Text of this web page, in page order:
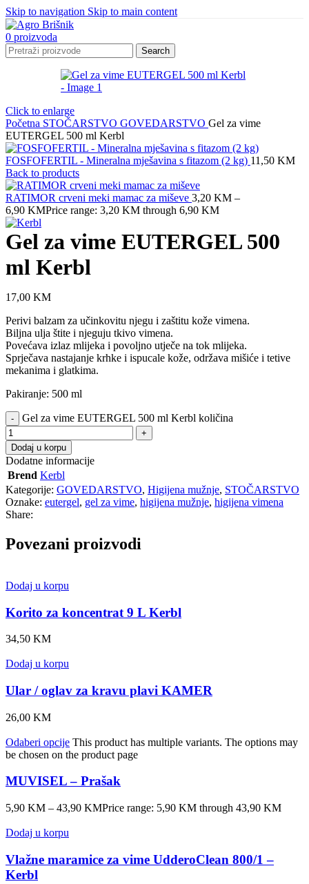
Skip to navigation Skip to main content
0 proizvoda
Search
Click to enlarge
Početna STOČARSTVO GOVEDARSTVO Gel za vime
EUTERGEL 500 ml Kerbl
FOSFOFERTIL - Mineralna mješavina s fitazom (2 kg) 11,50 KM
Back to products
RATIMOR crveni meki mamac za miševe 3,20 KM –
6,90 KMPrice range: 3,20 KM through 6,90 KM
Gel za vime EUTERGEL 500
ml Kerbl
17,00 KM
Perivi balzam za učinkovitu njegu i zaštitu kože vimena.
Biljna ulja štite i njeguju tkivo vimena.
Povećava izlaz mlijeka i povoljno utječe na tok mlijeka.
Sprječava nastajanje krhke i ispucale kože, održava mišiće i tetive
mekanima i glatkima.
Pakiranje: 500 ml
Gel za vime EUTERGEL 500 ml Kerbl količina
Dodaj u korpu
Dodatne informacije
Brend Kerbl
Kategorije: GOVEDARSTVO, Higijena mužnje, STOČARSTVO
Oznake: eutergel, gel za vime, higijena mužnje, higijena vimena
Share:
Povezani proizvodi
Dodaj u korpu
Korito za koncentrat 9 L Kerbl
34,50 KM
Dodaj u korpu
Ular / oglav za kravu plavi KAMER
26,00 KM
Odaberi opcije This product has multiple variants. The options may
be chosen on the product page
MUVISEL – Prašak
5,90 KM – 43,90 KMPrice range: 5,90 KM through 43,90 KM
Dodaj u korpu
Vlažne maramice za vime UdderoClean 800/1 –
Kerbl